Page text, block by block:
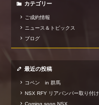
カテゴリー
ご成約情報
ニュース＆トピックス
ブログ
最近の投稿
コペン in 群馬
NSX RFY リアバンパー取り付け
Coming soon NSX